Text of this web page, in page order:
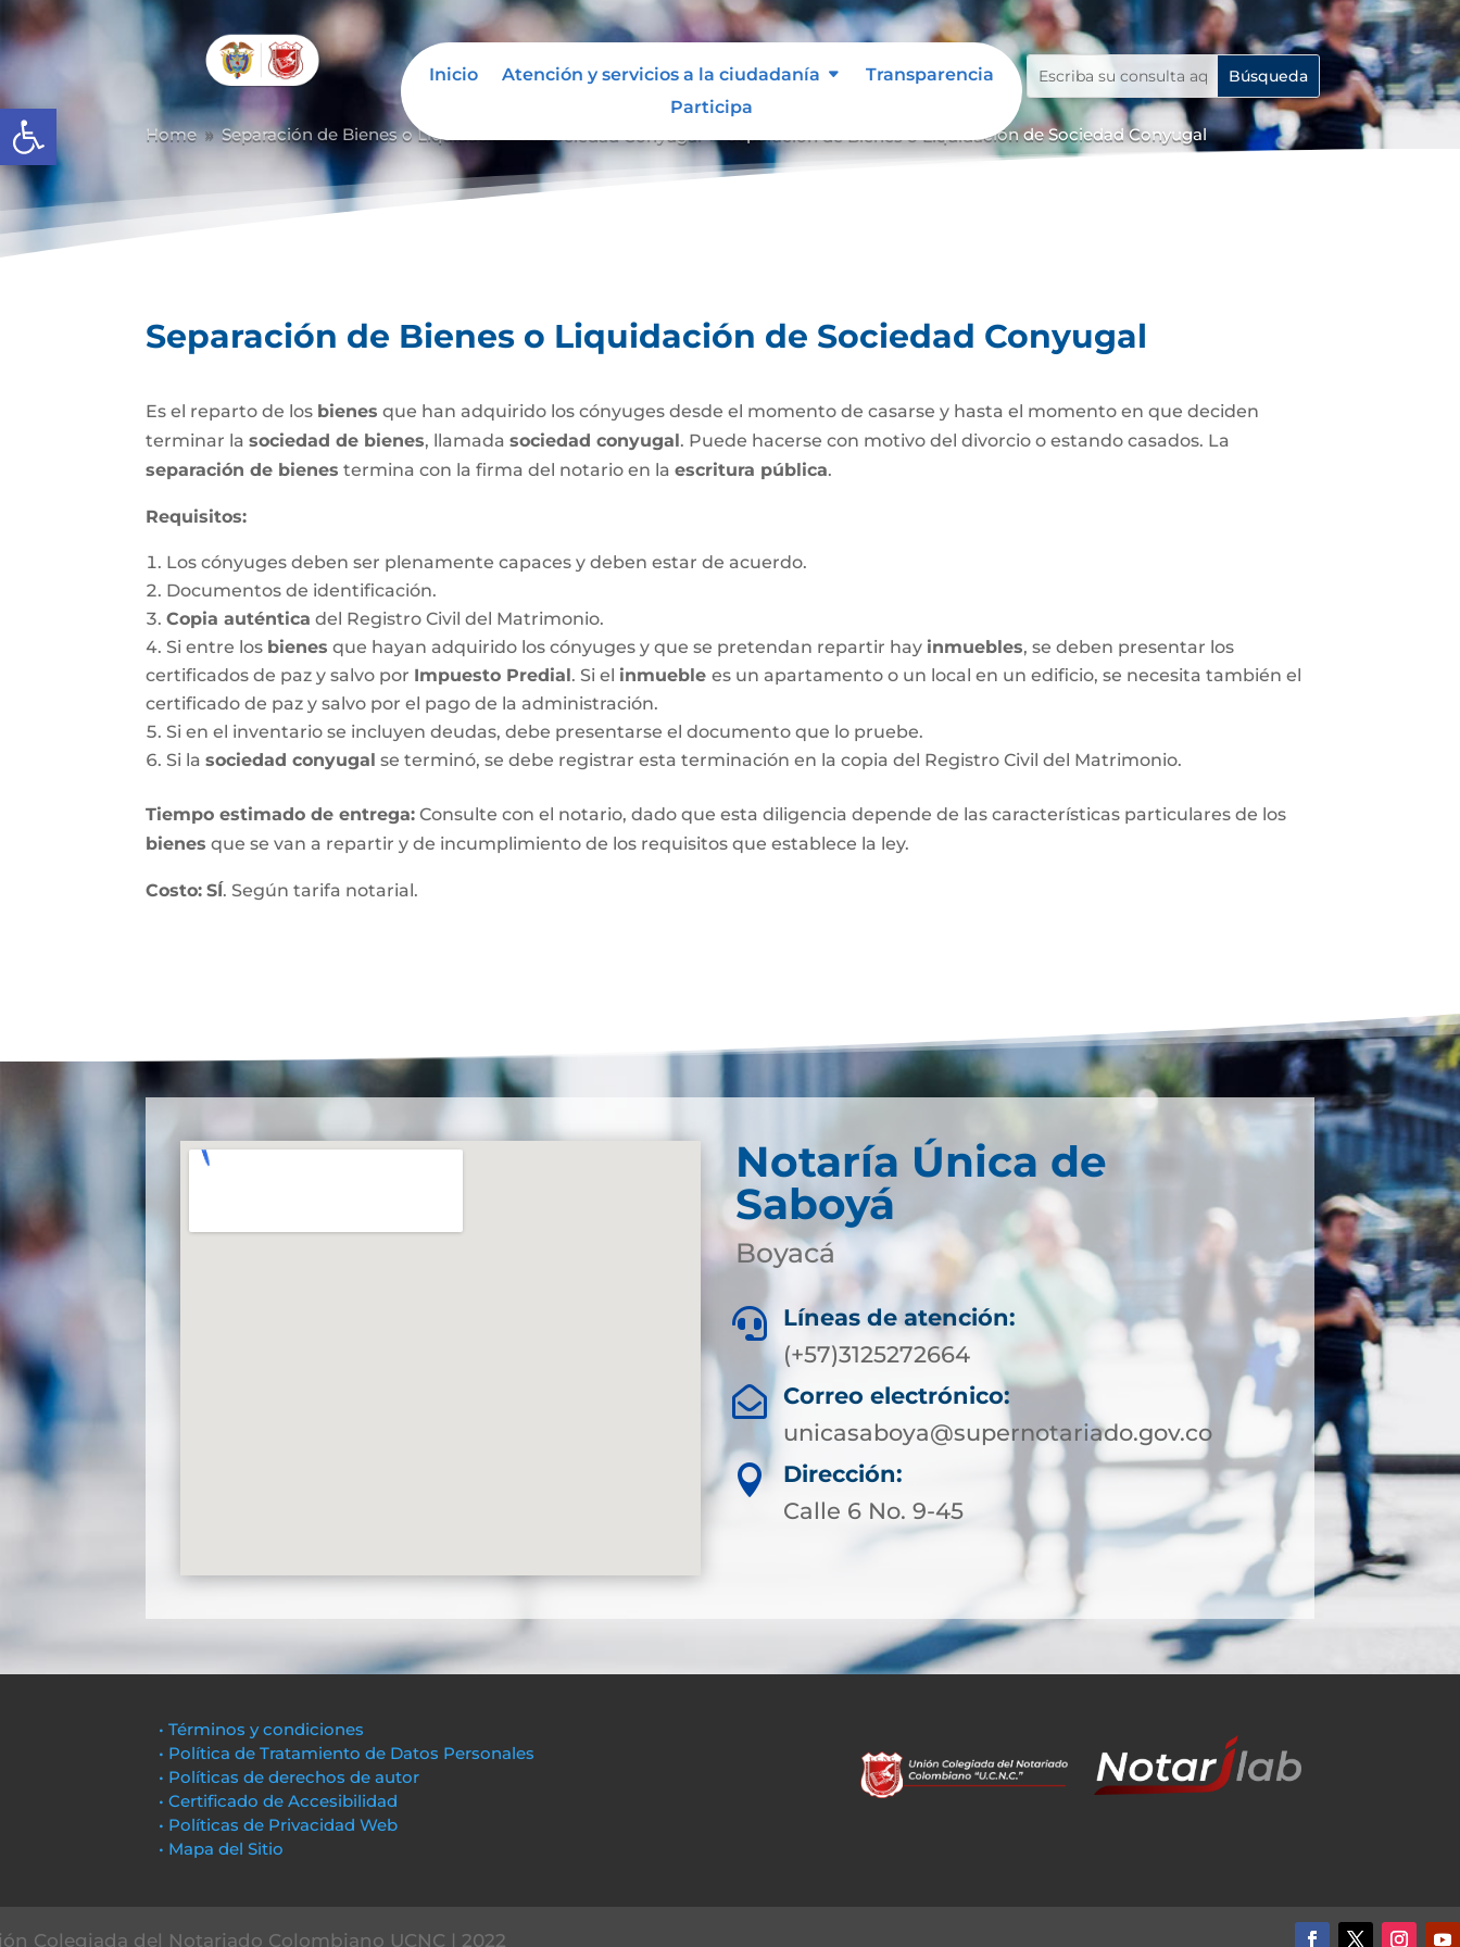
Abrir barra de herramientas
Inicio Atención y servicios a la ciudadanía
Transparencia
Participa
Home 9 Separación de Bienes o Liquidación de Sociedad Conyugal Separación de Bienes o Liquidación de Sociedad Conyugal
Separación de Bienes o Liquidación de Sociedad Conyugal
Es el reparto de los bienes que han adquirido los cónyuges desde el momento de casarse y hasta el momento en que deciden
terminar lasociedad de bienes, llamadasociedad conyugal. Puede hacerse con motivo del divorcio o estando casados. La
separación de bienes termina con la firma del notario en laescritura pública.
Requisitos:
Los cónyuges deben ser plenamente capaces y deben estar de acuerdo.
Documentos de identificación.
Copia auténtica del Registro Civil del Matrimonio.
Si entre los bienes que hayan adquirido los cónyuges y que se pretendan repartir hay inmuebles, se deben presentar los
certificados de paz y salvo por Impuesto Predial. Si el inmueblees un apartamento o un local en un edificio, se necesita también el
certificado de paz y salvo por el pago de la administración.
Si en el inventario se incluyen deudas, debe presentarse el documento que lo pruebe.
Si lasociedad conyugal se terminó, se debe registrar esta terminación en la copia del Registro Civil del Matrimonio.
Tiempo estimado de entrega: Consulte con el notario, dado que esta diligencia depende de las características particulares de los
bienes que se van a repartir y de incumplimiento de los requisitos que establece la ley.
Costo: SÍ. Según tarifa notarial.
Notaría Única de
Saboyá
Boyacá

Líneas de atención:
(+57)3125272664

Correo electrónico:
unicasaboya@supernotariado.gov.co

Dirección:
Calle 6 No. 9-45
• Términos y condiciones
• Política de Tratamiento de Datos Personales
• Políticas de derechos de autor
• Certificado de Accesibilidad
• Políticas de Privacidad Web
• Mapa del Sitio
Colegiada del Notariado Colombiano UCNC | 2022